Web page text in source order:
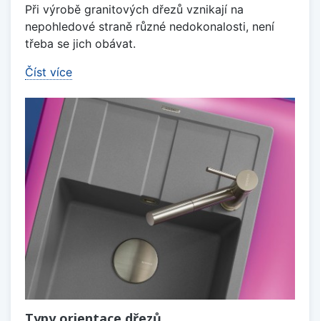
Při výrobě granitových dřezů vznikají na
nepohledové straně různé nedokonalosti, není
třeba se jich obávat.
Číst více